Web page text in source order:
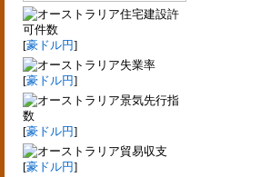
住宅建設許
可件数
[豪ドル円]
失業率
[豪ドル円]
景気先行指
数
[豪ドル円]
貿易収支
[豪ドル円]